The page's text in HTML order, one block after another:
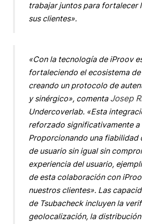
trabajar juntos para fortalecer
sus clientes».
«Con la tecnología de iProov
fortaleciendo el ecosistema
creando un protocolo de
y sinérgico», comenta Josep
Undercoverlab. «Esta
reforzado significativamente a
Proporcionando una fiabilidad
de usuario sin igual sin
experiencia del usuario,
de esta colaboración con
nuestros clientes». Las
de Tsubacheck incluyen la
geolocalización, la